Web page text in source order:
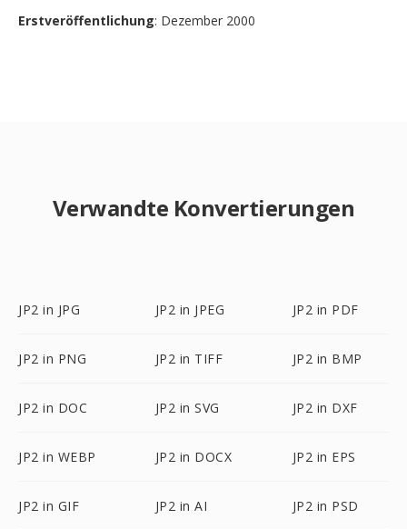
Erstveröffentlichung: Dezember 2000
Verwandte Konvertierungen
JP2 in JPG JP2 in JPEG JP2 in PDF
JP2 in PNG JP2 in TIFF JP2 in BMP
JP2 in DOC JP2 in SVG JP2 in DXF
JP2 in WEBP JP2 in DOCX JP2 in EPS
JP2 in GIF JP2 in AI JP2 in PSD